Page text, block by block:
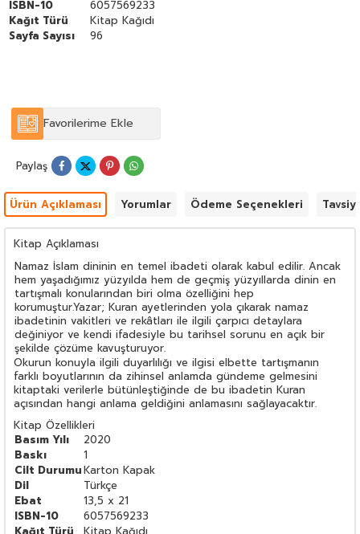
ISBN-10
6057569233
Kağıt Türü
Kitap Kağıdı
Sayfa Sayısı
96
Favorilerime Ekle
Paylaş
Ürün Açıklaması Yorumlar Ödeme Seçenekleri
Kitap Açıklaması
Namaz İslam dininin en temel ibadeti olarak kabul edilir. Ancak
hem yaşadığımız yüzyılda hem de geçmiş yüzyıllarda dinin en
tartışmalı konularından biri olma özelliğini hep
korumuştur.Yazar; Kuran ayetlerinden yola çıkarak namaz
ibadetinin vakitleri ve rekâtları ile ilgili çarpıcı detaylara
değiniyor ve kendi ifadesiyle bu tarihsel sorunu en açık bir
şekilde çözüme kavuşturuyor.
Okurun konuyla ilgili duyarlılığı ve ilgisi elbette tartışmanın
farklı boyutlarının da zihinsel anlamda gündeme gelmesini
kitaptaki verilerle bütünleştiğinde de bu ibadetin Kuran
açısından hangi anlama geldiğini anlamasını sağlayacaktır.
Kitap Özellikleri
Basım Yılı
2020
Baskı
1
Cilt DurumuKarton Kapak
Dil
Türkçe
Ebat
13,5 x 21
ISBN-10
6057569233